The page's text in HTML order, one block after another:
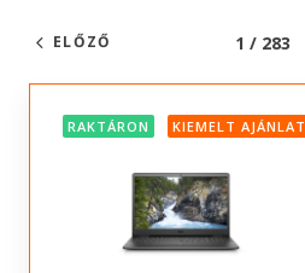
ELŐZŐ 1 / 283
RAKTÁRON KIEMELT AJÁNLAT